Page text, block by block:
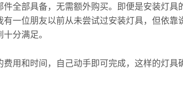
件全部具备，无需额外购买。即便是安装灯具
有一位朋友以前从未尝试过安装灯具，但依靠
分满足。
费用和时间，自己动手即可完成，这样的灯具